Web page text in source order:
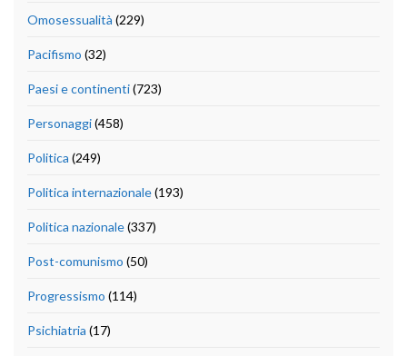
Omosessualità (229)
Pacifismo (32)
Paesi e continenti(723)
Personaggi(458)
Politica (249)
Politica internazionale(193)
Politica nazionale(337)
Post-comunismo (50)
Progressismo (114)
Psichiatria (17)